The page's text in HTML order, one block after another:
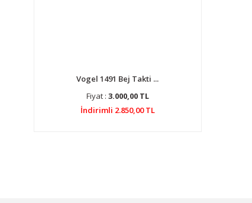
Vogel 1491 Bej Takti ...
Fiyat : 3.000,00 TL
İndirimli 2.850,00 TL